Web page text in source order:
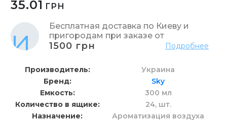
35.01 ГРН
Бесплатная доставка по Киеву и
пригородам при заказе от
1500 грн Подробнее
Производитель
Украина
Бренд
Sky
Емкость
300 мл
Количество в ящике
24, шт.
Назначение
Ароматизация воздуха